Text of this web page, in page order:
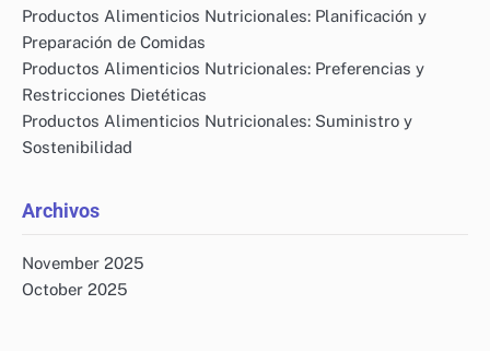
Productos Alimenticios Nutricionales: Planificación y
Preparación de Comidas
Productos Alimenticios Nutricionales: Preferencias y
Restricciones Dietéticas
Productos Alimenticios Nutricionales: Suministro y
Sostenibilidad
Archivos
November 2025
October 2025